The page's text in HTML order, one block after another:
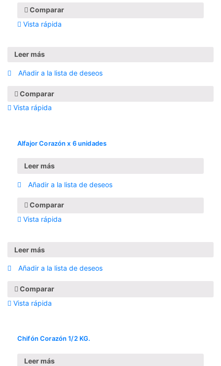
Comparar
Vista rápida
Leer más
Añadir a la lista de deseos
Comparar
Vista rápida
Alfajor Corazón x 6 unidades
Leer más
Añadir a la lista de deseos
Comparar
Vista rápida
Leer más
Añadir a la lista de deseos
Comparar
Vista rápida
Chifón Corazón 1/2 KG.
Leer más